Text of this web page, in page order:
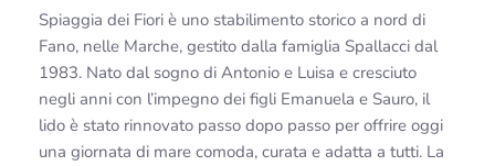
Spiaggia dei Fiori è uno stabilimento storico a nord di
Fano, nelle Marche, gestito dalla famiglia Spallacci dal
1983. Nato dal sogno di Antonio e Luisa e cresciuto
negli anni con l’impegno dei figli Emanuela e Sauro, il
lido è stato rinnovato passo dopo passo per offrire oggi
una giornata di mare comoda, curata e adatta a tutti. La